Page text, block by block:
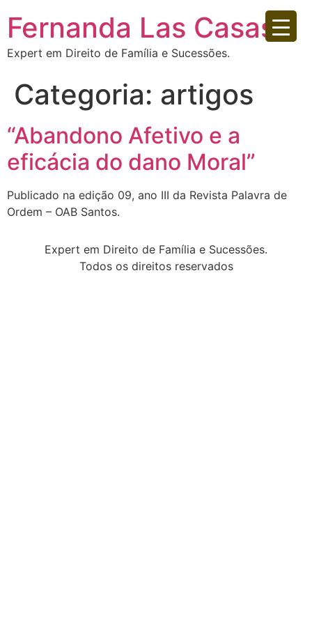
Fernanda Las Casas
Expert em Direito de Família e Sucessões.
Categoria: artigos
“Abandono Afetivo e a
eficácia do dano Moral”
Publicado na edição 09, ano III da Revista Palavra de
Ordem – OAB Santos.
Expert em Direito de Família e Sucessões.
Todos os direitos reservados